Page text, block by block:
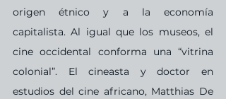
origen étnico y a la economía
capitalista. Al igual que los museos, el
cine occidental conforma una “vitrina
colonial”. El cineasta y doctor en
estudios del cine africano, Matthias De